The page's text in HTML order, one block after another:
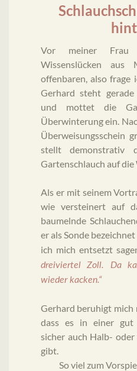
Vor meiner
Wissenslücken aus
offenbaren, also frage
Gerhard steht
und mottet die
Überwinterung ein.
Überweisungsschein
stellt demonstrativ
Gartenschlauch auf die
Als er mit seinem
wie versteinert auf
baumelnde
er als Sonde
ich mich entsetzt
dreiviertel Zoll. Da
wieder kacken.“
Gerhard beruhigt mich
dass es in einer gut
sicher auch Halb-
gibt.
So viel zum